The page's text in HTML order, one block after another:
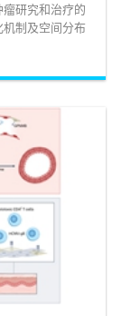
研究和治疗的
制及空间分布